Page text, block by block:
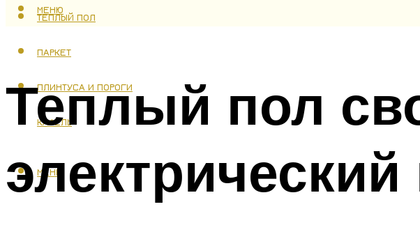
ТЕПЛЫЙ ПОЛ
ПАРКЕТ
ПЛИНТУСА И ПОРОГИ
КАФЕЛЬ
МЕНЮ
МЕНЮ
Теплый пол